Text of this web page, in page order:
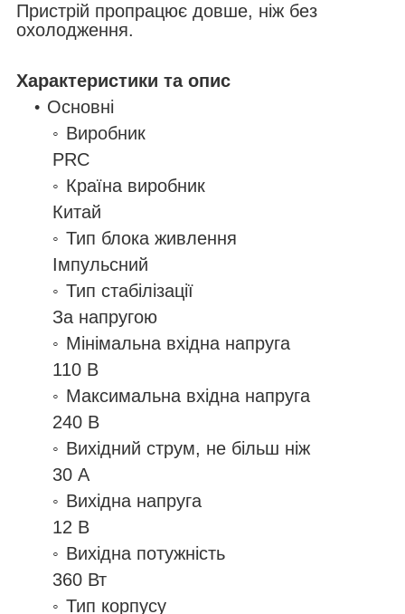
Пристрій пропрацює довше, ніж без
охолодження.
Характеристики та опис
Основні
Виробник
PRC
Країна виробник
Китай
Тип блока живлення
Імпульсний
Тип стабілізації
За напругою
Мінімальна вхідна напруга
110 В
Максимальна вхідна напруга
240 В
Вихідний струм, не більш ніж
30 А
Вихідна напруга
12 В
Вихідна потужність
360 Вт
Тип корпусу